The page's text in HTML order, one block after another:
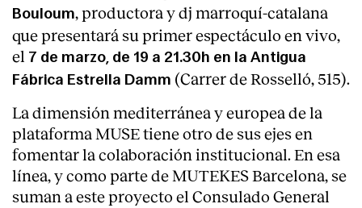
Bouloum, productora y dj marroquí-catalana
que presentará su primer espectáculo en vivo,
el 7 de marzo, de 19 a 21.30h en la Antigua
Fábrica Estrella Damm (Carrer de Rosselló, 515).
La dimensión mediterránea y europea de la
plataforma MUSE tiene otro de sus ejes en
fomentar la colaboración institucional. En esa
línea, y como parte de MUTEKES Barcelona, se
suman a este proyecto el Consulado General